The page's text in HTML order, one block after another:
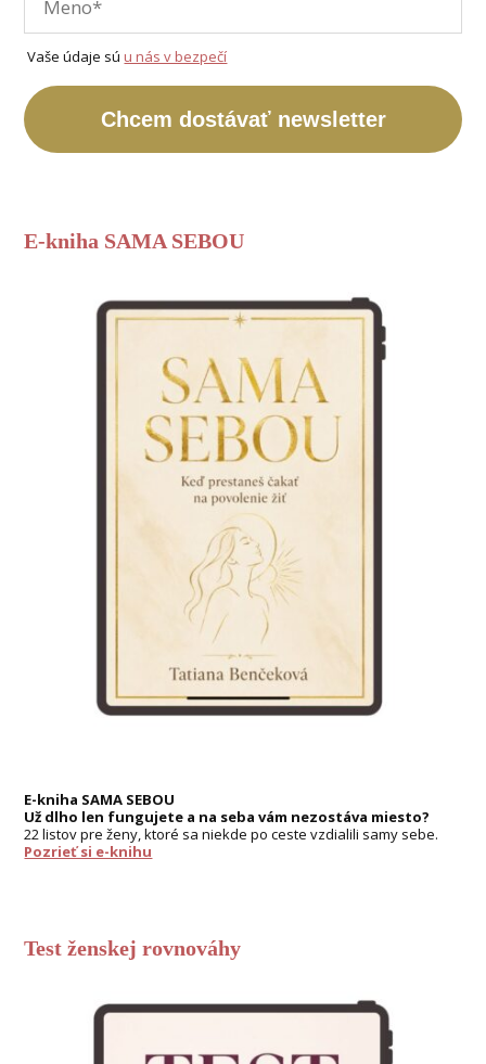
Vaše údaje súu nás v bezpečí
Chcem dostávať newsletter
E-kniha SAMA SEBOU
E-kniha SAMA SEBOU
Už dlho len fungujete a na seba vám nezostáva miesto?
22 listov pre ženy, ktoré sa niekde po ceste vzdialili samy sebe.
Pozrieť si e-knihu
Test ženskej rovnováhy